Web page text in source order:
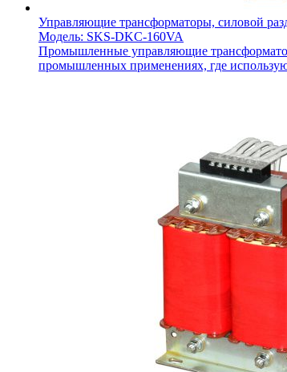
Управляющие трансформаторы, силовой
Модель: SKS-DKC-160VA
Промышленные управляющие
промышленных применениях, где